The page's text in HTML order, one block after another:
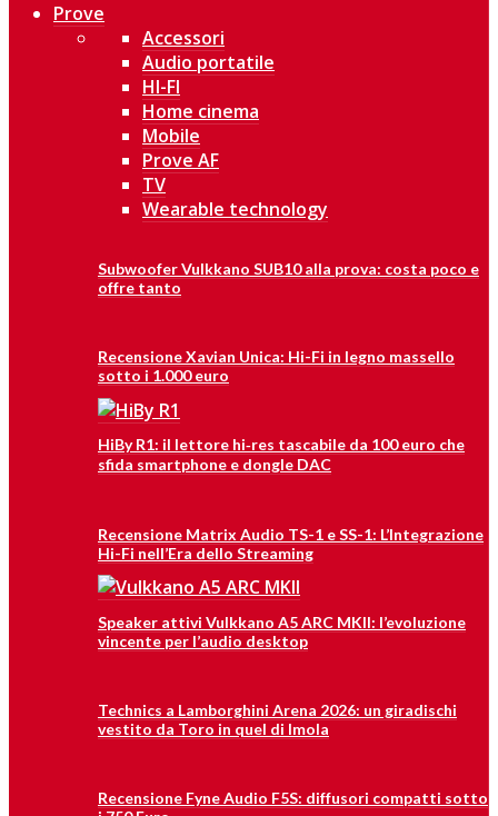
Prove
Accessori
Audio portatile
HI-FI
Home cinema
Mobile
Prove AF
TV
Wearable technology
Subwoofer Vulkkano SUB10 alla prova: costa poco e
offre tanto
Recensione Xavian Unica: Hi-Fi in legno massello
sotto i 1.000 euro
HiBy R1: il lettore hi‑res tascabile da 100 euro che
sfida smartphone e dongle DAC
Recensione Matrix Audio TS-1 e SS-1: L’Integrazione
Hi-Fi nell’Era dello Streaming
Speaker attivi Vulkkano A5 ARC MKII: l’evoluzione
vincente per l’audio desktop
Technics a Lamborghini Arena 2026: un giradischi
vestito da Toro in quel di Imola
Recensione Fyne Audio F5S: diffusori compatti sotto